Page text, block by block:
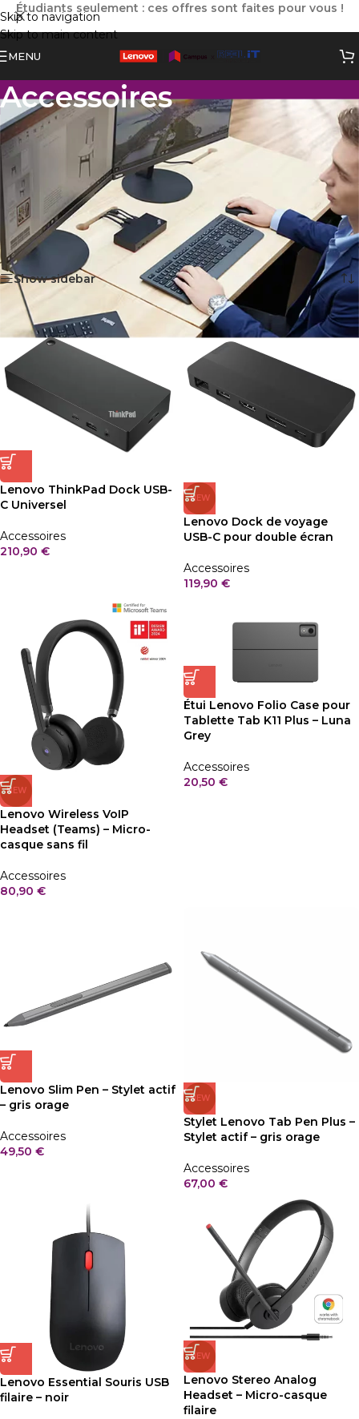
Skip to navigation
Skip to main content
Étudiants seulement : ces offres sont faites pour vous !
MENU
Accessoires
Les accessoires Lenovo complètent parfaitement
l’écosystème de la marque, en apportant confort, praticité
et performance au quotidien.
Qu’il s’agisse de sacs, casques, claviers, souris ou stations
d’accueil, chaque accessoire est conçu pour améliorer
l’expérience utilisateur, à la maison, en cours ou au bureau.
Accueil» Produits Lenovo» Accessoires 9 résultats affichés
Show sidebar
Lenovo ThinkPad Dock USB-
C Universel
Accessoires
210,90 €
NEW
Lenovo Dock de voyage
USB-C pour double écran
Accessoires
119,90 €
NEW
Lenovo Wireless VoIP
Headset (Teams) – Micro-
casque sans fil
Accessoires
80,90 €
Étui Lenovo Folio Case pour
Tablette Tab K11 Plus – Luna
Grey
Accessoires
20,50 €
Lenovo Slim Pen – Stylet actif
– gris orage
Accessoires
49,50 €
NEW
Stylet Lenovo Tab Pen Plus –
Stylet actif – gris orage
Accessoires
67,00 €
Lenovo Essential Souris USB
filaire – noir
NEW
Lenovo Stereo Analog
Headset – Micro-casque
filaire